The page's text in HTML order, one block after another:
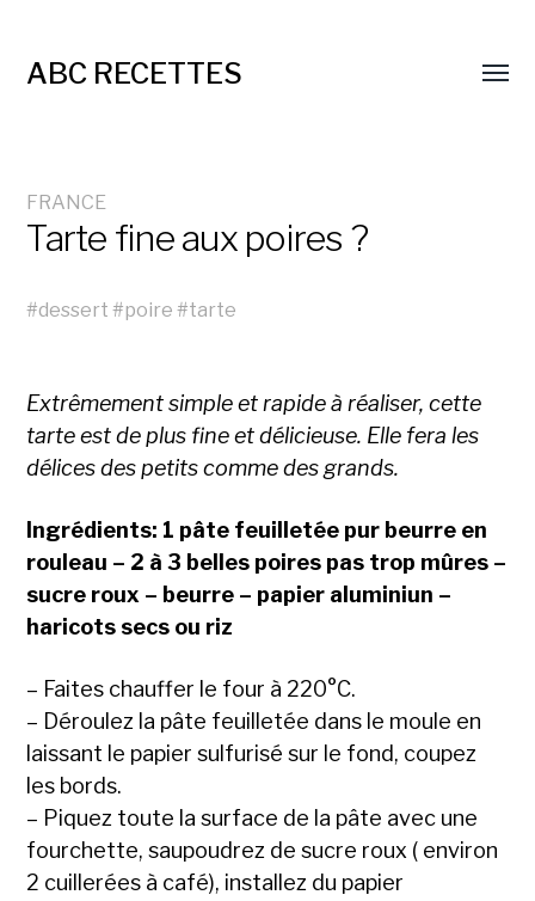
ABC RECETTES
FRANCE
Tarte fine aux poires ?
#dessert #poire #tarte
Extrêmement simple et rapide à réaliser, cette
tarte est de plus fine et délicieuse. Elle fera les
délices des petits comme des grands.
Ingrédients: 1 pâte feuilletée pur beurre en
rouleau – 2 à 3 belles poires pas trop mûres –
sucre roux – beurre – papier aluminiun –
haricots secs ou riz
– Faites chauffer le four à 220°C.
– Déroulez la pâte feuilletée dans le moule en
laissant le papier sulfurisé sur le fond, coupez
les bords.
– Piquez toute la surface de la pâte avec une
fourchette, saupoudrez de sucre roux ( environ
2 cuillerées à café), installez du papier